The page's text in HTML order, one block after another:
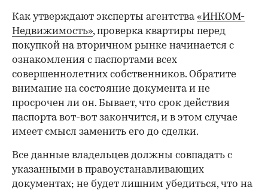
Как утверждают эксперты агентства«ИНКОМ-
Недвижимость», проверка квартиры перед
покупкой на вторичном рынке начинается с
ознакомления с паспортами всех
совершеннолетних собственников. Обратите
внимание на состояние документа и не
просрочен ли он. Бывает, что срок действия
паспорта вот-вот закончится, и в этом случае
имеет смысл заменить его до сделки.
Все данные владельцев должны совпадать с
указанными в правоустанавливающих
документах; не будет лишним убедиться, что на